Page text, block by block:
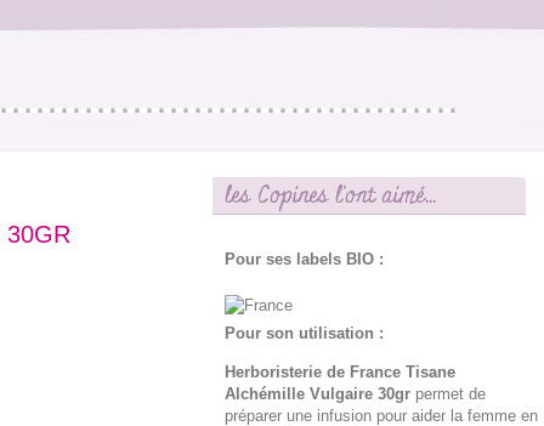
30GR
les Copines l'ont aimé...
Pour ses labels BIO :
Pour son utilisation :
Herboristerie de France Tisane
Alchémille Vulgaire 30grpermet de
préparer une infusion pour aider la femme en